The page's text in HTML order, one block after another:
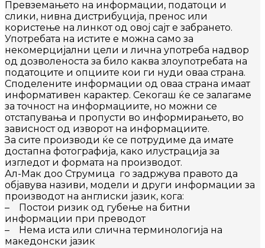
Превземањето на информации, податоци и
слики, нивна дистрибуција, пренос или
користење на линкот од овој сајт е забрането.
Употребата на истите е можна само за
некомерцијални цели и лична употреба надвор
од дозволеноста за било каква злоупотребата на
податоците и опциите кои ги нуди оваа страна.
Споделените информации од оваа страна имаат
информативен карактер. Секогаш ќе се залагаме
за точност на информациите, но можни се
отстапувања и пропусти во информирањето, во
зависност од изворот на информациите.
За сите производи ќе се потрудиме да имате
достапна фотографија, како илустрација за
изгледот и формата на производот.
Ал-Мак доо Струмица го задржува правото да
објавува називи, модели и други информации за
производот на англиски јазик, кога:
– Постои ризик од губење на битни
информации при преводот
– Нема иста или слична терминологија на
македонски јазик